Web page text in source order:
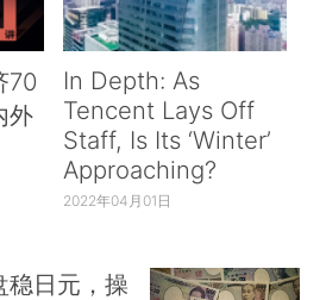
70
外
In Depth: As
Tencent Lays Off
Staff, Is Its ‘Winter’
Approaching?
2022年04月01日
稳日元，操